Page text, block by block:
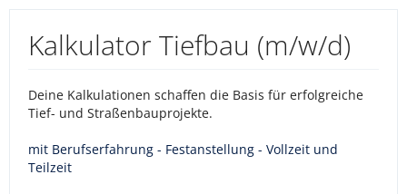
Kalkulator Tiefbau (m/w/d)
Deine Kalkulationen schaffen die Basis für erfolgreiche
Tief- und Straßenbauprojekte.
mit Berufserfahrung - Festanstellung - Vollzeit und
Teilzeit